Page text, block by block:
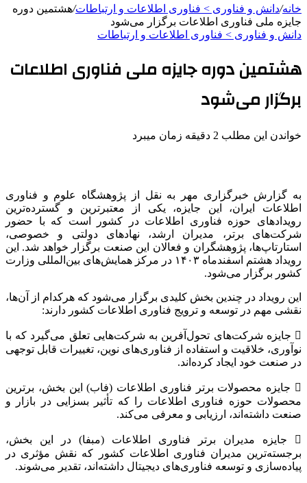
خانه/دانش و فناوری > فناوری اطلاعات و ارتباطات/هشتمین دوره
جایزه ملی فناوری اطلاعات برگزار می‌شود
دانش و فناوری > فناوری اطلاعات و ارتباطات
هشتمین دوره جایزه ملی فناوری اطلاعات
برگزار می‌شود
خواندن این مطلب 2 دقیقه زمان میبرد
به گزارش خبرگزاری مهر به نقل از پژوهشگاه علوم و فناوری
اطلاعات ایران، این جایزه، یکی از معتبرترین و گسترده‌ترین
رویدادهای حوزه فناوری اطلاعات در کشور است که با حضور
شرکت‌های برتر، مدیران ارشد، نهادهای دولتی و خصوصی،
استارتاپ‌ها، پژوهشگران و فعالان این صنعت برگزار خواهد شد. این
رویداد هشتم اسفندماه ۱۴۰۳ در مرکز همایش‌های بین‌المللی وزارت
کشور برگزار می‌شود.
این رویداد در چندین بخش کلیدی برگزار می‌شود که هرکدام از آن‌ها،
نقشی مهم در توسعه و ترویج فناوری اطلاعات کشور دارند:
 جایزه شرکت‌های تحول‌آفرین به شرکت‌هایی تعلق می‌گیرد که با
نوآوری، خلاقیت و استفاده از فناوری‌های نوین، تغییرات قابل توجهی
در صنعت خود ایجاد کرده‌اند.
 جایزه محصولات برتر فناوری اطلاعات (فاب) این بخش، برترین
محصولات حوزه فناوری اطلاعات را که تأثیر بسزایی در بازار و
صنعت داشته‌اند، ارزیابی و معرفی می‌کند.
 جایزه مدیران برتر فناوری اطلاعات (مبفا) در این بخش،
برجسته‌ترین مدیران فناوری اطلاعات کشور که نقش مؤثری در
پیاده‌سازی و توسعه فناوری‌های دیجیتال داشته‌اند، تقدیر می‌شوند.